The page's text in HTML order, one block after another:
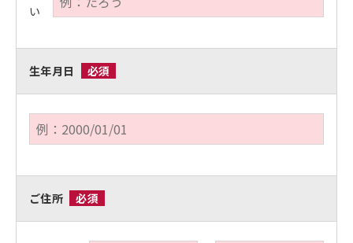
い
生年月日 必須
ご住所 必須